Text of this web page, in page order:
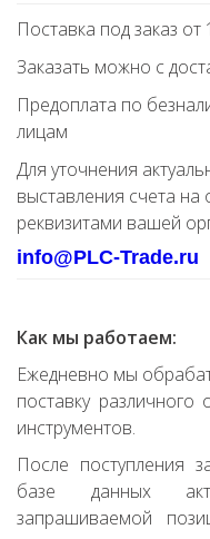
Поставка под заказ
Заказать можно с
Предоплата по
лицам
Для уточнения
выставления счета на
реквизитами вашей
info@PLC-Trade.ru
Как мы работаем:
Ежедневно мы
поставку различного
инструментов.
После поступления
базе данных
запрашиваемой